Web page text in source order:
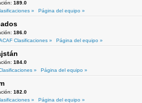
189.0
»
Página del equipo »
186.0
Clasificaciones »
Página del equipo »
184.0
»
Página del equipo »
182.0
»
Página del equipo »